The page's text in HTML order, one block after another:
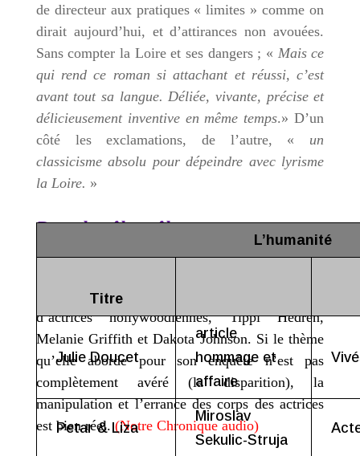
de directeur aux pratiques « limites » comme on
dirait aujourd’hui, et d’attirances non avouées.
Sans compter la Loire et ses dangers ; « Mais ce
qui rend ce roman si attachant et réussi, c’est
avant tout sa langue. Déliée, vivante, précise et
délicieusement inventive en même temps.» D’un
côté les exclamations, de l’autre, « un
classicisme absolu pour dépeindre avec lyrisme
la Loire. »
Dans le pêle-mêle
avec son roman consacré aux trois générations
d’actrices hollywoodiennes, Tippi Hedren,
Melanie Griffith et Dakota Johnson. Si le thème
qu’elle aborde pour son enquête n’est pas
complètement avéré (la disparition), la
manipulation et l’errance des corps des actrices
est bien réel.(Notre Chroniqueaudio)
L’humanité
Titre
Julie Doucet
article
hommage et
affaire
Petar & Liza
Miroslav
Sekulic-Struja